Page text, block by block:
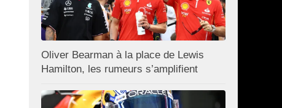
Oliver Bearman à la place de Lewis
Hamilton, les rumeurs s’amplifient